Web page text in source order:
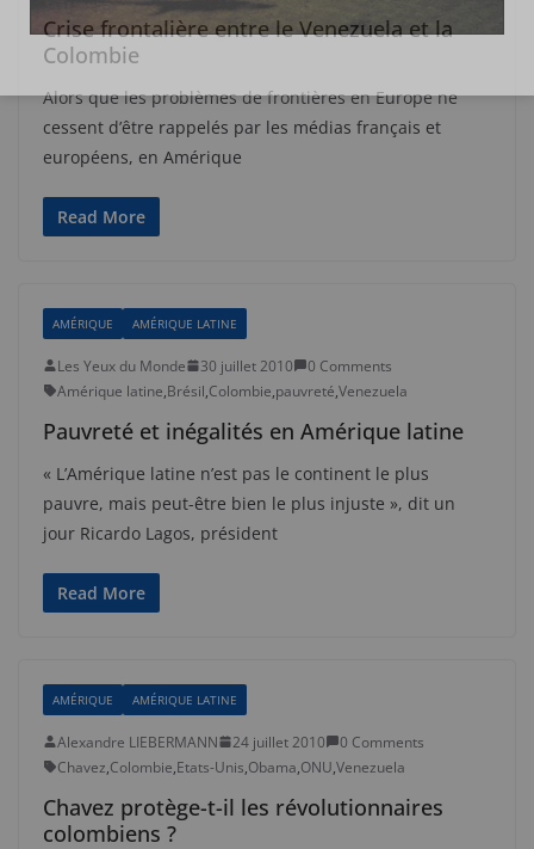
Crise frontalière entre le Venezuela et la
Colombie
Alors que les problèmes de frontières en Europe ne
cessent d’être rappelés par les médias français et
européens, en Amérique
Read More
AMÉRIQUE AMÉRIQUE LATINE
Les Yeux du Monde 30 juillet 2010
0 Comments
Amérique latine,Brésil,Colombie,pauvreté,Venezuela
Pauvreté et inégalités en Amérique latine
« L’Amérique latine n’est pas le continent le plus
pauvre, mais peut-être bien le plus injuste », dit un
jour Ricardo Lagos, président
Read More
AMÉRIQUE AMÉRIQUE LATINE
Alexandre LIEBERMANN 24 juillet 2010
0 Comments
Chavez,Colombie,Etats-Unis,Obama,ONU,Venezuela
Chavez protège-t-il les révolutionnaires
colombiens ?